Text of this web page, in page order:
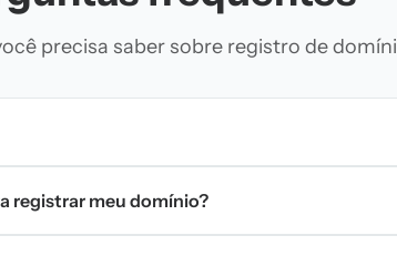
precisa saber sobre registro de
registrar meu domínio?